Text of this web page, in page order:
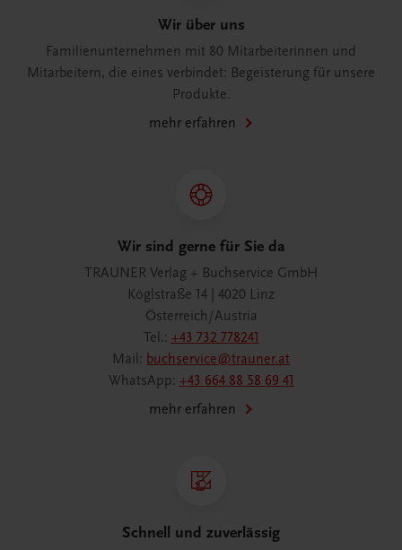
Wir über uns
Familienunternehmen mit 80 Mitarbeiterinnen und
Mitarbeitern, die eines verbindet: Begeisterung für unsere
Produkte.
mehr erfahren
Wir sind gerne für Sie da
TRAUNER Verlag + Buchservice GmbH
Köglstraße 14 | 4020 Linz
Österreich/Austria
Tel.: +43 732 778241
Mail: buchservice@trauner.at
WhatsApp: +43 664 88 58 69 41
mehr erfahren
Schnell und zuverlässig